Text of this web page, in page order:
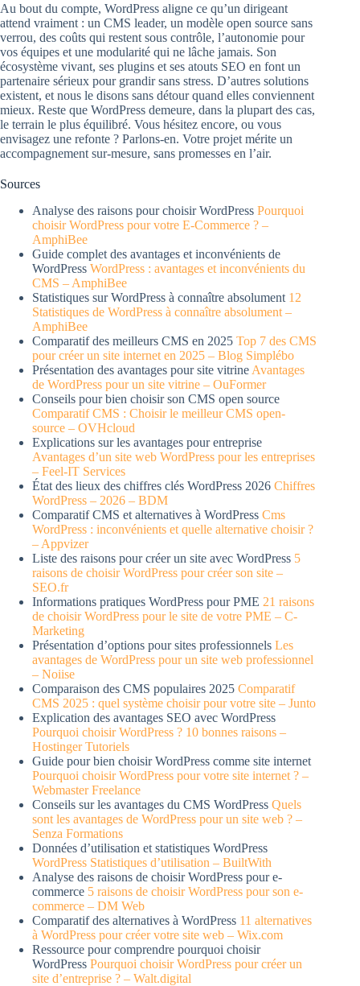
Au bout du compte, WordPress aligne ce qu’un dirigeant
attend vraiment : un CMS leader, un modèle open source sans
verrou, des coûts qui restent sous contrôle, l’autonomie pour
vos équipes et une modularité qui ne lâche jamais. Son
écosystème vivant, ses plugins et ses atouts SEO en font un
partenaire sérieux pour grandir sans stress. D’autres solutions
existent, et nous le disons sans détour quand elles conviennent
mieux. Reste que WordPress demeure, dans la plupart des cas,
le terrain le plus équilibré. Vous hésitez encore, ou vous
envisagez une refonte ? Parlons-en. Votre projet mérite un
accompagnement sur-mesure, sans promesses en l’air.
Sources
Analyse des raisons pour choisir WordPress Pourquoi
choisir WordPress pour votre E-Commerce ? –
AmphiBee
Guide complet des avantages et inconvénients de
WordPress WordPress : avantages et inconvénients du
CMS – AmphiBee
Statistiques sur WordPress à connaître absolument 12
Statistiques de WordPress à connaître absolument –
AmphiBee
Comparatif des meilleurs CMS en 2025 Top 7 des CMS
pour créer un site internet en 2025 – Blog Simplébo
Présentation des avantages pour site vitrine Avantages
de WordPress pour un site vitrine – OuFormer
Conseils pour bien choisir son CMS open source
Comparatif CMS : Choisir le meilleur CMS open-
source – OVHcloud
Explications sur les avantages pour entreprise
Avantages d’un site web WordPress pour les entreprises
– Feel-IT Services
État des lieux des chiffres clés WordPress 2026 Chiffres
WordPress – 2026 – BDM
Comparatif CMS et alternatives à WordPress Cms
WordPress : inconvénients et quelle alternative choisir ?
– Appvizer
Liste des raisons pour créer un site avec WordPress 5
raisons de choisir WordPress pour créer son site –
SEO.fr
Informations pratiques WordPress pour PME 21 raisons
de choisir WordPress pour le site de votre PME – C-
Marketing
Présentation d’options pour sites professionnels Les
avantages de WordPress pour un site web professionnel
– Noiise
Comparaison des CMS populaires 2025 Comparatif
CMS 2025 : quel système choisir pour votre site – Junto
Explication des avantages SEO avec WordPress
Pourquoi choisir WordPress ? 10 bonnes raisons –
Hostinger Tutoriels
Guide pour bien choisir WordPress comme site internet
Pourquoi choisir WordPress pour votre site internet ? –
Webmaster Freelance
Conseils sur les avantages du CMS WordPress Quels
sont les avantages de WordPress pour un site web ? –
Senza Formations
Données d’utilisation et statistiques WordPress
WordPress Statistiques d’utilisation – BuiltWith
Analyse des raisons de choisir WordPress pour e-
commerce 5 raisons de choisir WordPress pour son e-
commerce – DM Web
Comparatif des alternatives à WordPress 11 alternatives
à WordPress pour créer votre site web – Wix.com
Ressource pour comprendre pourquoi choisir
WordPress Pourquoi choisir WordPress pour créer un
site d’entreprise ? – Walt.digital